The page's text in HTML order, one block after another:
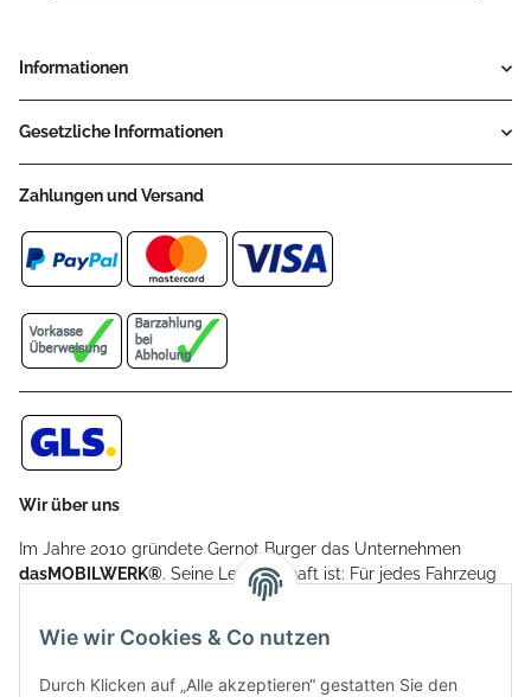
Informationen
Gesetzliche Informationen
Zahlungen und Versand
Wir über uns
Im Jahre 2010 gründete Gernot Burger das Unternehmen
dasMOBILWERK®. Seine Leidenschaft ist: Für jedes Fahrzeug
ein Car Cover anzubieten - passgenau und individuell.
Aufgrund der vielen positiven Kundenrückmeldungen kamen
weitere Produkte, wie Reifenschuhe, Hardtopständer hinzu.
Seine Reifenschoner werden in Deutschland produziert und
Wie wir Cookies & Co nutzen
Durch Klicken auf „Alle akzeptieren“ gestatten Sie den